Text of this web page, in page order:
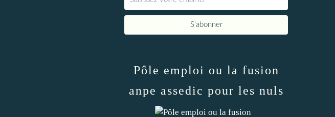
Pôle emploi ou la fusion
anpe assedic pour les nuls